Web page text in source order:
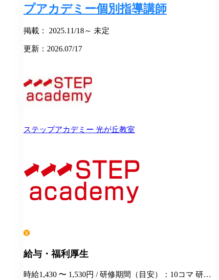
プアカデミー個別指導講師
掲載： 2025.11/18～ 未定
更新：2026.07/17
ステップアカデミー 光が丘教室
給与・福利厚生
時給1,430 〜 1,530円 / 研修期間（目安）：10コマ 研修